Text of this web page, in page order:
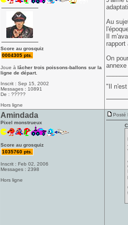
Score au grosquiz
0004305 pts.
Joue à lâcher trois poissons-ballons sur la
ligne de départ.
Inscrit : Sep 15, 2002
Messages : 10891
De : ?????
Hors ligne
Au
Il
rapport
On
"Il
Amindada
Pixel monstrueux
Score au grosquiz
1035760 pts.
Inscrit : Feb 02, 2006
Messages : 2398
Hors ligne
Posté